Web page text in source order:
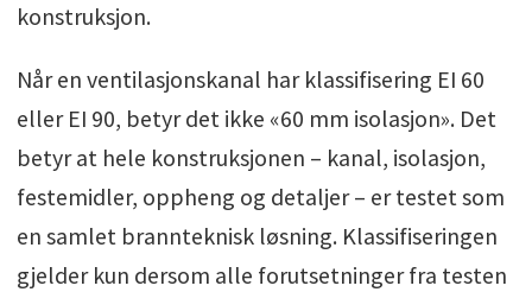
konstruksjon.
Når en ventilasjonskanal har klassifisering EI 60
eller EI 90, betyr det ikke «60 mm isolasjon». Det
betyr at hele konstruksjonen – kanal, isolasjon,
festemidler, oppheng og detaljer – er testet som
en samlet brannteknisk løsning. Klassifiseringen
gjelder kun dersom alle forutsetninger fra testen